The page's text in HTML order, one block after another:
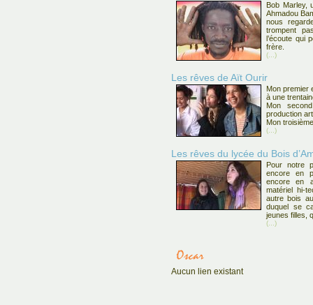
Bob Marley,
Ahmadou
nous
trompent
l’écoute qui
frère.
(...)
Les rêves de Aït Ourir
Mon premier
à une
Mon
production
Mon
(...)
Les rêves du lycée du Bois
Pour notre
encore en
encore en
matériel hi-
autre bois
duquel se
jeunes filles,
(...)
Aucun lien existant